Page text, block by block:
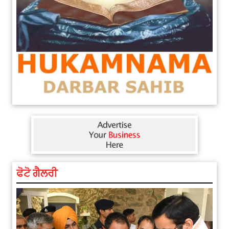
ਫੋਟੋ ਗੈਲਰੀ